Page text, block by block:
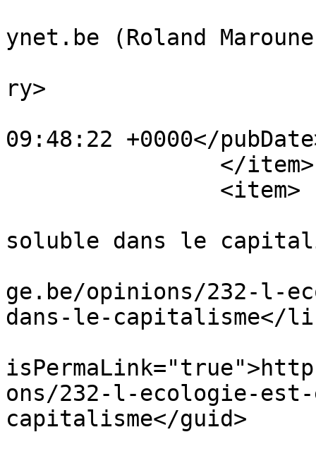
ynet.be (Roland
ry>
09:48:22 +0000</
soluble dans le
ge.be/opinions/232-l-
dans-le-capitalisme</
ons/232-l-ecologie-
capitalisme</guid>